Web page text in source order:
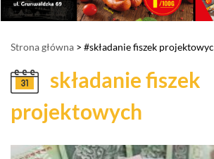
Strona główna > #składanie fiszek
składanie fiszek
projektowych